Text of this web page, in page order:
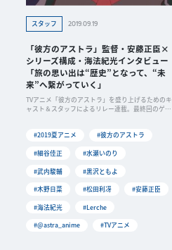
スタッフ 2019.09.19
「彼方のアストラ」監督・安藤正臣×
シリーズ構成・海法紀光インタビュー
「旅の思い出は“歴史”となって、“未
来”へ繋がっていく」
TVアニメ「彼方のアストラ」を盛り上げるためのキ
ャスト＆スタッフによるリレー連載。最終回のゲス
#2019夏アニメ
#彼方のアストラ
#細谷佳正
#水瀬いのり
#武内駿輔
#黒沢ともよ
#木野日菜
#松田利冴
#安藤正臣
#海法紀光
#Lerche
#@astra_anime
#TVアニメ